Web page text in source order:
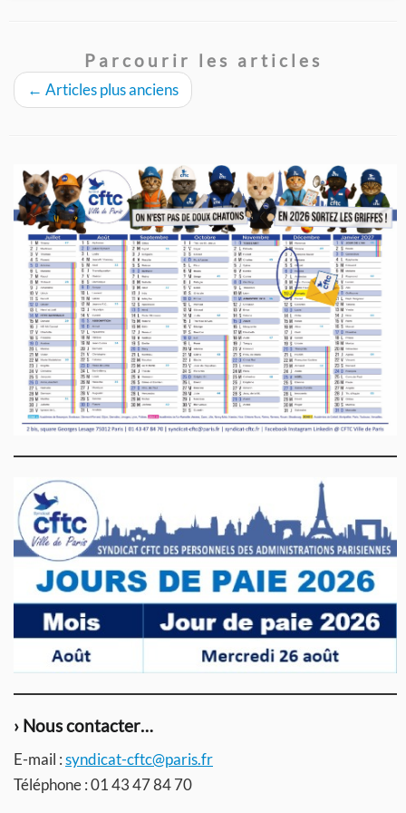
Parcourir les articles
← Articles plus anciens
› Nous contacter…
E-mail :syndicat-cftc@paris.fr
Téléphone : 01 43 47 84 70